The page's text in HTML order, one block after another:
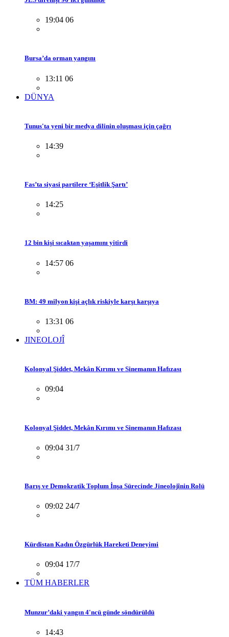
19:04 06
Bursa’da orman yangını
13:11 06
DÜNYA
Tunus'ta yeni bir medya dilinin oluşması için çağrı
14:39
Fas’ta siyasi partilere ‘Eşitlik Şartı’
14:25
12 bin kişi sıcaktan yaşamını yitirdi
14:57 06
BM: 49 milyon kişi açlık riskiyle karşı karşıya
13:31 06
JINEOLOJÎ
Kolonyal Şiddet, Mekân Kırımı ve Sinemanın Hafızası
09:04
Kolonyal Şiddet, Mekân Kırımı ve Sinemanın Hafızası
09:04 31/7
Barış ve Demokratik Toplum İnşa Sürecinde Jineolojînin Rolü
09:02 24/7
Kürdistan Kadın Özgürlük Hareketi Deneyimi
09:04 17/7
TÜM HABERLER
Munzur’daki yangın 4'ncü günde söndürüldü
14:43